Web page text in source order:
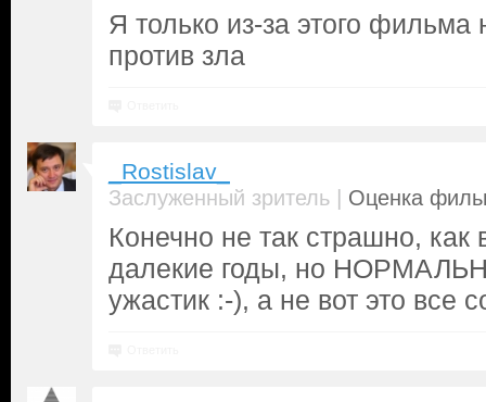
Я только из-за этого
против зла
_Rostislav_
Заслуженный зритель | Оценка
Конечно не так страшно,
далекие годы, но
ужастик :-), а не вот это все